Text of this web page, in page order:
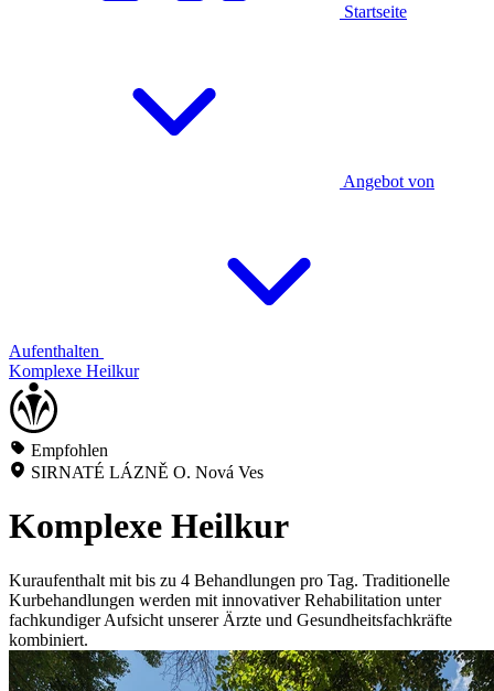
Startseite
Angebot von
Aufenthalten
Komplexe Heilkur
Empfohlen
SIRNATÉ LÁZNĚ O. Nová Ves
Komplexe Heilkur
Kuraufenthalt mit bis zu 4 Behandlungen pro Tag. Traditionelle
Kurbehandlungen werden mit innovativer Rehabilitation unter
fachkundiger Aufsicht unserer Ärzte und Gesundheitsfachkräfte
kombiniert.